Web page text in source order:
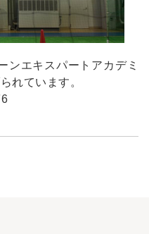
ンエキスパートアカデミ
れています。